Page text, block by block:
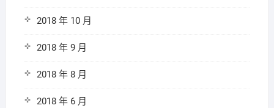
2018 年 10 月
2018 年 9 月
2018 年 8 月
2018 年 6 月